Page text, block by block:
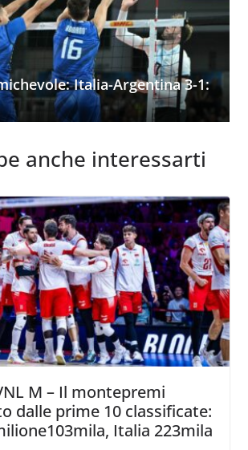
Italia-Argentina 3-1:
anche interessarti
M – Il montepremi
dalle prime 10 classificate:
Italia 223mila